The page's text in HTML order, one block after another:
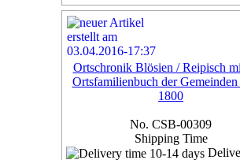
Ortschronik Blösien / Reipisch
Ortsfamilienbuch der
1800
No. CSB-00309
Shipping Time